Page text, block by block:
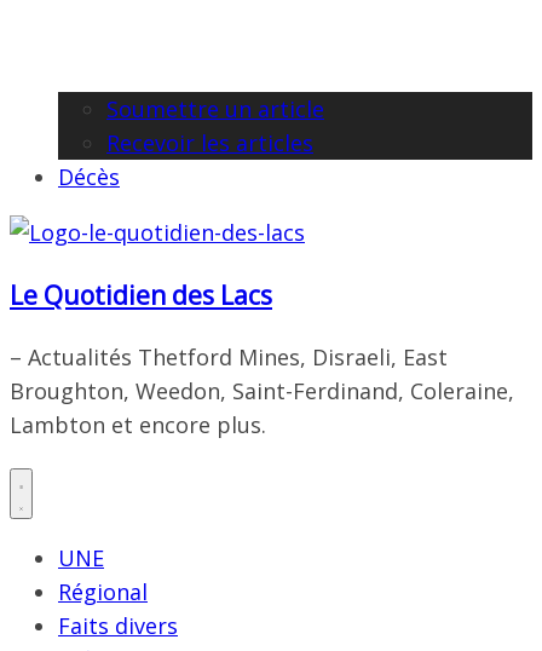
Soumettre un article
Recevoir les articles
Décès
Le Quotidien des Lacs
– Actualités Thetford Mines, Disraeli, East
Broughton, Weedon, Saint-Ferdinand, Coleraine,
Lambton et encore plus.
UNE
Régional
Faits divers